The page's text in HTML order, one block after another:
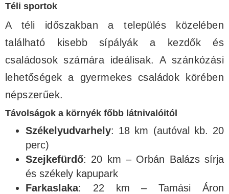
Téli sportok
A téli időszakban a település közelében
található kisebb sípályák a kezdők és
családosok számára ideálisak. A szánkózási
lehetőségek a gyermekes családok körében
népszerűek.
Távolságok a környék főbb látnivalóitól
Székelyudvarhely: 18 km (autóval kb. 20
perc)
Szejkefürdő: 20 km – Orbán Balázs sírja
és székely kapupark
Farkaslaka: 22 km – Tamási Áron